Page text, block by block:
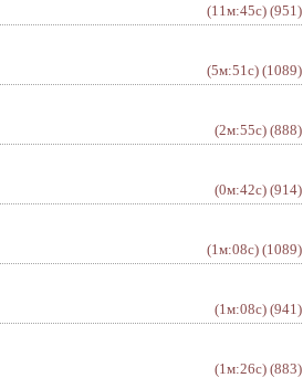
(11м:45с) (951)
(5м:51с) (1089)
(2м:55с) (888)
(0м:42с) (914)
(1м:08с) (1089)
(1м:08с) (941)
(1м:26с) (883)